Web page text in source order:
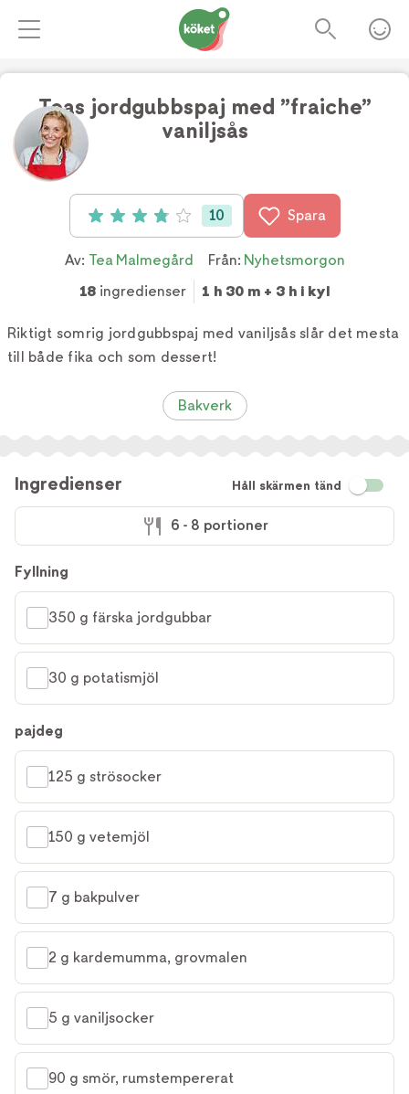
Teas jordgubbspaj med ”fraiche”
vaniljsås
Betyg: 3.9 av 5 (10 röster)
10 Spara
Av: Tea Malmegård Från: Nyhetsmorgon
18ingredienser 1 h 30 m + 3 h i kyl
Riktigt somrig jordgubbspaj med vaniljsås slår det mesta
till både fika och som dessert!
Bakverk
Ingredienser Håll skärmen tänd
6 - 8 portioner
Fyllning
350 g färska jordgubbar
30 g potatismjöl
pajdeg
125 g strösocker
150 g vetemjöl
7 g bakpulver
2 g kardemumma, grovmalen
5 g vaniljsocker
90 g smör, rumstempererat